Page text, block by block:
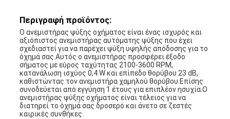
Περιγραφή προϊόντος:
Ο ανεμιστήρας ψύξης οχήματος είναι ένας ισχυρός και
αξιόπιστος ανεμιστήρας αυτόματης ψύξης που έχει
σχεδιαστεί για να παρέχει ψύξη υψηλής απόδοσης για το
όχημά σας.Αυτός ο ανεμιστήρας προσφέρει έξοδο
σήματος με εύρος ταχύτητας 2100-3600 RPM,
κατανάλωση ισχύος 0,4 W και επίπεδο θορύβου 23 dB,
καθιστώντας τον ανεμιστήρα χαμηλού θορύβου.Επίσης
συνοδεύεται από εγγύηση 1 έτους για επιπλέον ησυχία.Ο
ανεμιστήρας ψύξης οχήματος είναι τέλειος για να
διατηρεί το όχημά σας δροσερό και άνετο σε ζεστές
καιρικές συνθήκες.